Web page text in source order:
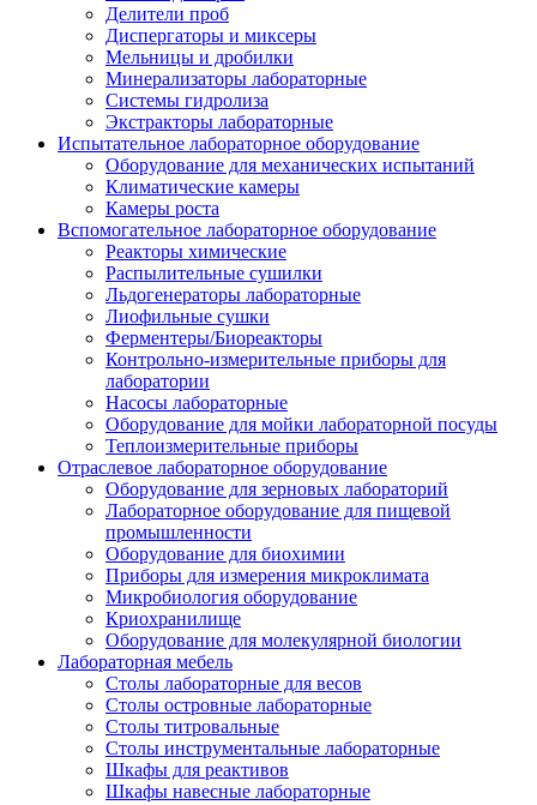
Делители проб
Диспергаторы и миксеры
Мельницы и дробилки
Минерализаторы лабораторные
Системы гидролиза
Экстракторы лабораторные
Испытательное лабораторное оборудование
Оборудование для механических испытаний
Климатические камеры
Камеры роста
Вспомогательное лабораторное оборудование
Реакторы химические
Распылительные сушилки
Льдогенераторы лабораторные
Лиофильные сушки
Ферментеры/Биореакторы
Контрольно-измерительные приборы для
лаборатории
Насосы лабораторные
Оборудование для мойки лабораторной посуды
Теплоизмерительные приборы
Отраслевое лабораторное оборудование
Оборудование для зерновых лабораторий
Лабораторное оборудование для пищевой
промышленности
Оборудование для биохимии
Приборы для измерения микроклимата
Микробиология оборудование
Криохранилище
Оборудование для молекулярной биологии
Лабораторная мебель
Столы лабораторные для весов
Столы островные лабораторные
Столы титровальные
Столы инструментальные лабораторные
Шкафы для реактивов
Шкафы навесные лабораторные